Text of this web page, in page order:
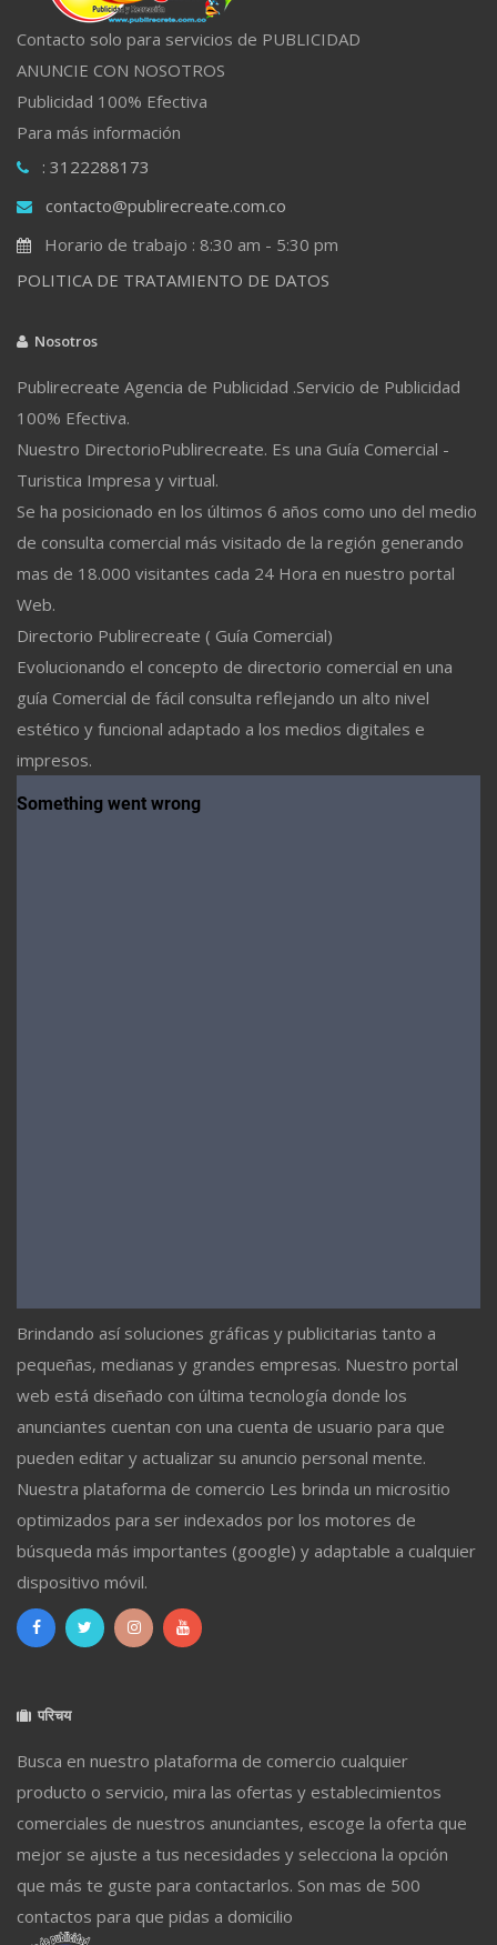
Contacto solo para servicios de PUBLICIDAD
ANUNCIE CON NOSOTROS
Publicidad 100% Efectiva
Para más información
: 3122288173
contacto@publirecreate.com.co
Horario de trabajo : 8:30 am - 5:30 pm
POLITICA DE TRATAMIENTO DE DATOS
Nosotros
Publirecreate Agencia de Publicidad .Servicio de Publicidad
100% Efectiva.
Nuestro DirectorioPublirecreate. Es una Guía Comercial -
Turistica Impresa y virtual.
Se ha posicionado en los últimos 6 años como uno del medio
de consulta comercial más visitado de la región generando
mas de 18.000 visitantes cada 24 Hora en nuestro portal
Web.
Directorio Publirecreate ( Guía Comercial)
Evolucionando el concepto de directorio comercial en una
guía Comercial de fácil consulta reflejando un alto nivel
estético y funcional adaptado a los medios digitales e
impresos.
Brindando así soluciones gráficas y publicitarias tanto a
pequeñas, medianas y grandes empresas. Nuestro portal
web está diseñado con última tecnología donde los
anunciantes cuentan con una cuenta de usuario para que
pueden editar y actualizar su anuncio personal mente.
Nuestra plataforma de comercio Les brinda un micrositio
optimizados para ser indexados por los motores de
búsqueda más importantes (google) y adaptable a cualquier
dispositivo móvil.
परिचय
Busca en nuestro plataforma de comercio cualquier
producto o servicio, mira las ofertas y establecimientos
comerciales de nuestros anunciantes, escoge la oferta que
mejor se ajuste a tus necesidades y selecciona la opción
que más te guste para contactarlos. Son mas de 500
contactos para que pidas a domicilio